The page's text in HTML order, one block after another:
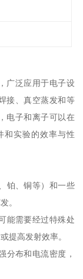
广泛应用于电子设
接、真空蒸发和等
电子和离子可以在
和实验的效率与性
铂、铜等）和一些
。
能需要经过特殊处
提高发射效率。
分布和电流密度，